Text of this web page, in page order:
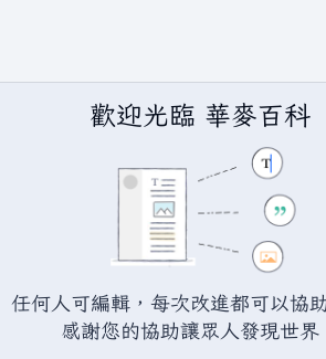
用CC 姓名標示─相同方式分享）授權條款發
歡迎光臨 華麥百科
任何人可編輯，每次改進都可以協
感謝您的協助讓眾人發現世界